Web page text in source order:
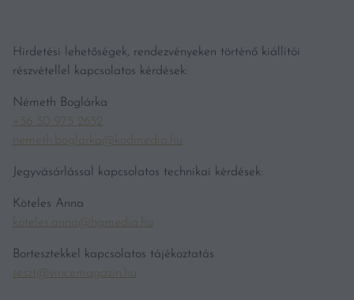
Hirdetési lehetőségek, rendezvényeken történő kiállítói
részvétellel kapcsolatos kérdések:
Németh Boglárka
+36 30 975 2652
nemeth.boglarka@kodmedia.hu
Jegyvásárlással kapcsolatos technikai kérdések:
Köteles Anna
koteles.anna@hgmedia.hu
Bortesztekkel kapcsolatos tájékoztatás
teszt@vincemagazin.hu